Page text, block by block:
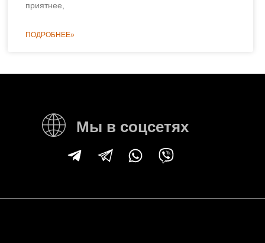
приятнее,
ПОДРОБНЕЕ»
Мы в соцсетях